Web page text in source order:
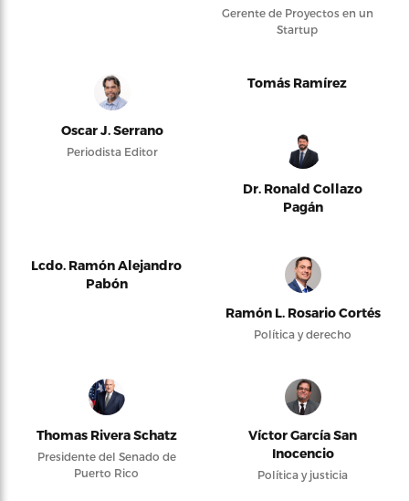
Gerente de Proyectos en un
Startup
Oscar J. Serrano
Periodista Editor
Tomás Ramírez
Dr. Ronald Collazo
Pagán
Lcdo. Ramón Alejandro
Pabón
Ramón L. Rosario Cortés
Política y derecho
Thomas Rivera Schatz
Presidente del Senado de
Puerto Rico
Víctor García San
Inocencio
Política y justicia